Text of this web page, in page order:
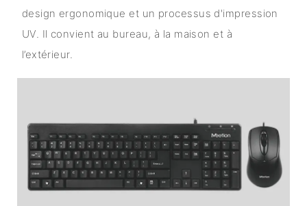
design ergonomique et un processus d'impression
UV. Il convient au bureau, à la maison et à
l’extérieur.